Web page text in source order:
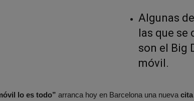
Algunas
las que se
son el Big
móvil.
lo es todo” arranca hoy en Barcelona una nueva